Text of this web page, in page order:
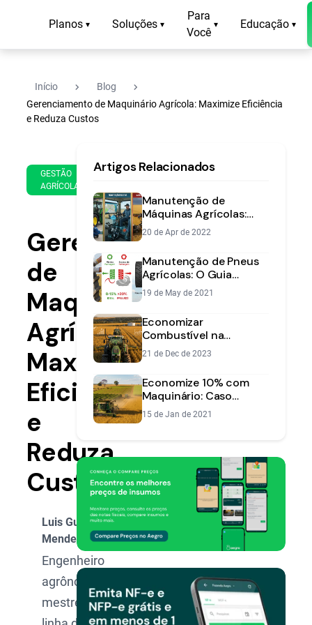
Planos ▾ Soluções ▾
Para
Você
▾ Educação ▾
Início navigate_next Blog navigate_next
Gerenciamento de Maquinário Agrícola: Maximize Eficiência
e Reduza Custos
GESTÃO
AGRÍCOLA
de
de
2018
min
leitura
Gerenciamento
de
Maquinário
Agrícola:
Maximize
Eficiência
e
Reduza
Custos
Luis Gustavo
Mendes
Engenheiro
agrônomo,
mestre na
Artigos Relacionados
Manutenção de
Máquinas Agrícolas:
Preditiva, Preventiva e
Corretiva
20 de Apr de 2022
Manutenção de Pneus
Agrícolas: O Guia
Prático para
Durabilidade e
Eficiência
19 de May de 2021
Economizar
Combustível na
Fazenda: Guia para
Reduzir Custos
21 de Dec de 2023
Economize 10% com
Maquinário: Caso
Fazenda Graça de Deus
15 de Jan de 2021